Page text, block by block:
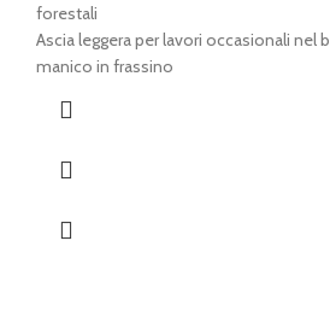
forestali
Ascia leggera per lavori occasionali nel
manico in frassino